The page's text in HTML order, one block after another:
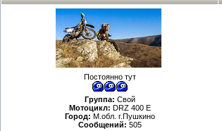
Постоянно тут
Группа: Свой
Мотоцикл: DRZ 400 Е
Город: М.обл. г.Пушкино
Сообщений: 505